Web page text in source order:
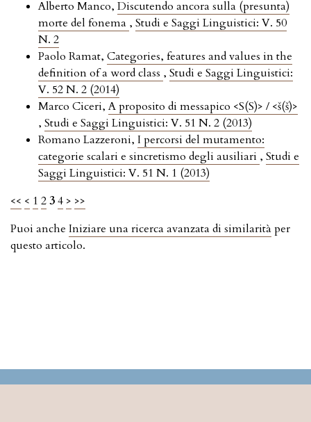
Alberto Manco, Discutendo ancora sulla (presunta)
morte del fonema , Studi e Saggi Linguistici: V. 50
N. 2
Paolo Ramat, Categories, features and values in the
definition of a word class , Studi e Saggi Linguistici:
V. 52 N. 2 (2014)
Marco Ciceri,A proposito di messapico <S(S)> / <š(š)>
, Studi e Saggi Linguistici: V. 51 N. 2 (2013)
Romano Lazzeroni, I percorsi del mutamento:
categorie scalari e sincretismo degli ausiliari , Studi e
Saggi Linguistici: V. 51 N. 1 (2013)
<< < 1 234 > >>
Puoi anche Iniziare una ricerca avanzata di similarità per
questo articolo.